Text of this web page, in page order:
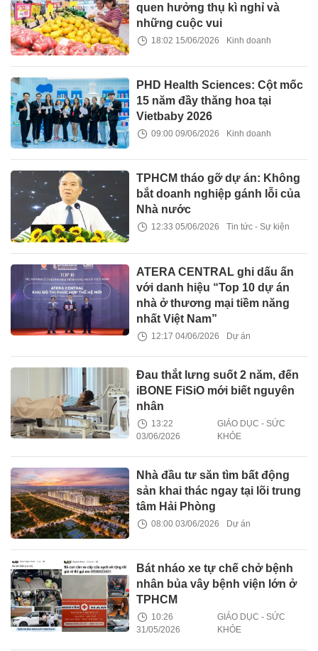
quen hưởng thụ kì nghỉ và
những cuộc vui
18:02 15/06/2026 Kinh doanh
PHD Health Sciences: Cột mốc
15 năm đầy thăng hoa tại
Vietbaby 2026
09:00 09/06/2026 Kinh doanh
TPHCM tháo gỡ dự án: Không
bắt doanh nghiệp gánh lỗi của
Nhà nước
12:33 05/06/2026 Tin tức - Sự kiện
ATERA CENTRAL ghi dấu ấn
với danh hiệu “Top 10 dự án
nhà ở thương mại tiềm năng
nhất Việt Nam”
12:17 04/06/2026 Dự án
Đau thắt lưng suốt 2 năm, đến
iBONE FiSiO mới biết nguyên
nhân
13:22
03/06/2026
GIÁO DỤC - SỨC
KHỎE
Nhà đầu tư săn tìm bất động
sản khai thác ngay tại lõi trung
tâm Hải Phòng
08:00 03/06/2026 Dự án
Bát nháo xe tự chế chở bệnh
nhân bủa vây bệnh viện lớn ở
TPHCM
10:26
31/05/2026
GIÁO DỤC - SỨC
KHỎE